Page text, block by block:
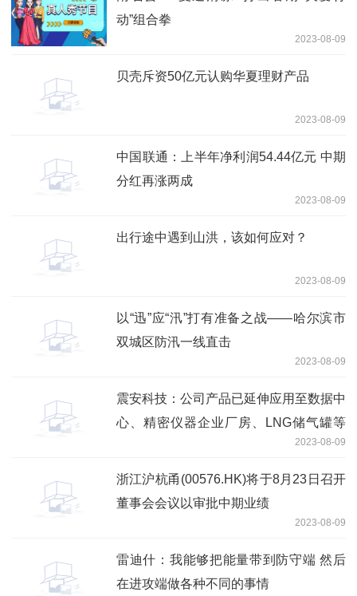
动”组合拳
2023-08-09
贝壳斥资50亿元认购华夏理财产品
2023-08-09
中国联通：上半年净利润54.44亿元 中期
分红再涨两成
2023-08-09
出行途中遇到山洪，该如何应对？
2023-08-09
以“迅”应“汛”打有准备之战——哈尔滨市
双城区防汛一线直击
2023-08-09
震安科技：公司产品已延伸应用至数据中
心、精密仪器企业厂房、LNG储气罐等
2023-08-09
浙江沪杭甬(00576.HK)将于8月23日召开
董事会会议以审批中期业绩
2023-08-09
雷迪什：我能够把能量带到防守端 然后
在进攻端做各种不同的事情